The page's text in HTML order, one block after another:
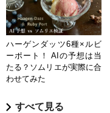
ハーゲンダッツ6種×ルビ
ーポート！ AIの予想は当
たる？ソムリエが実際に合
わせてみた
すべて見る